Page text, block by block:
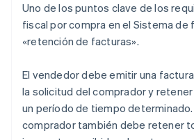
Uno de los puntos clave de los
fiscal por compra en el Sistema de
«retención de facturas».
El vendedor debe emitir una
la solicitud del comprador y
un período de tiempo
comprador también debe retener